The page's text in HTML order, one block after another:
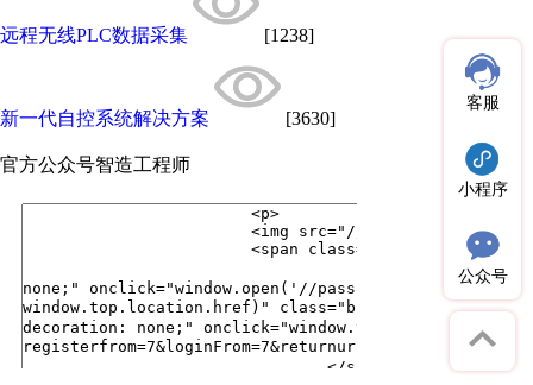
远程无线PLC数据采集 [1238]
新一代自控系统解决方案 [3630]
官方公众号智造工程师
客服
小程序
公众号